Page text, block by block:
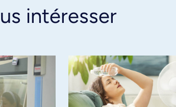
intéresser